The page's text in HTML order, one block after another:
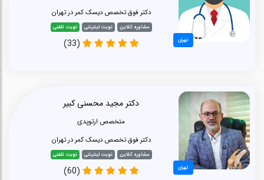
تهران
دکتر فوق تخصص دیسک کمر در تهران
مشاوره آنلاین نوبت اینترنتی نوبت تلفنی
(33)
تهران
دکتر مجید محسنی کبیر
متخصص ارتوپدی
دکتر فوق تخصص دیسک کمر در تهران
مشاوره آنلاین نوبت اینترنتی نوبت تلفنی
(60)